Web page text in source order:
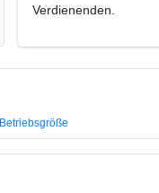
Verdienenden.
Betriebsgröße